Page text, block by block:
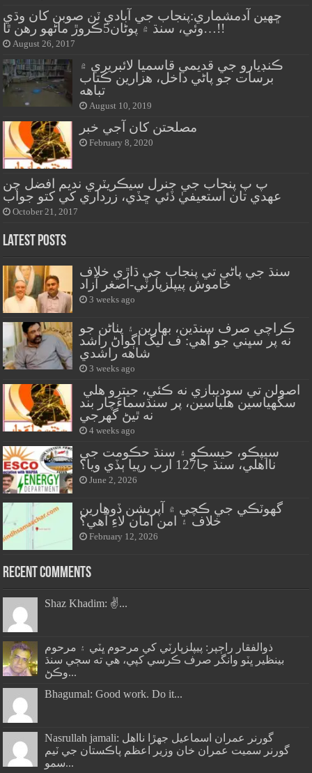
ڇهين آدمشماري:پنجاب جي آبادي ٽن صوبن کان وڌي
وئي، سنڌ ۾ پوڻان5ڪروڙ ماڻهو رهن ٿا…!!
August 26, 2017
ڪنڊيارو جي قديمي قاسميا لائبريري ۾
برسات جو پاڻي داخل، هزارين ڪتاب
تباهه
August 10, 2019
مصلحتن کان آجي خبر
February 8, 2020
پ پ پنجاب جي جنرل سيڪريٽري نديم افضل چن
عهدي تان استعيفيٰ ڏئي ڇڏي، زرداري کي کتو جواب
October 21, 2017
Latest Posts
سنڌ جي پاڻي تي پنجاب جي ڌاڙي خلاف
خاموش پيپلزپارٽي-اصغر آزاد
3 weeks ago
ڪراچي صرف سنڌين، بهارين ۽ پٺاڻن جو
نه پر سڀني جو آهي: ف ليگ اڳواڻ راشد
شاهه راشدي
3 weeks ago
سگهياسين هلياسين، پر سنڌسماءَچار بند
نه ٿيڻ گهرجي
4 weeks ago
سيپڪو، حيسڪو ۽ سنڌ حڪومت جي
نااهلي، سنڌ جا127 ارب رپيا ٻڏي ويا؟
June 2, 2026
گهوٽڪي جي ڪچي ۾ آپريشن ڏوهارين
خلاف ۽ امن امان لاءِ آهي؟
February 12, 2026
Recent Comments
Shaz Khadim: ✌️...
ذوالفقار راڄپر: پيپلزپارٽي کي مرحوم ڀٽي ۽ مرحوم
بينظير ڀٽو وانگر صرف ڪرسي کپي، هي ته سڄي سنڌ
وڪڻ...
Bhagumal: Good work. Do it...
Nasrullah jamali: گورنر عمران اسماعيل جھڙا نااهل
گورنر سميت عمران خان وزير اعظم پاڪستان جي ٽيم
سمو...